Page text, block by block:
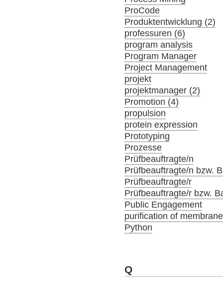
ProCode
Produktentwicklung (2)
professuren (6)
program analysis
Program Manager
Project Management
projekt
projektmanager (2)
Promotion (4)
propulsion
protein expression
Prototyping
Prozesse
Prüfbeauftragte/n
Prüfbeauftragte/n bzw.
Prüfbeauftragte/r
Prüfbeauftragte/r bzw.
Public Engagement
purification of
Python
Q